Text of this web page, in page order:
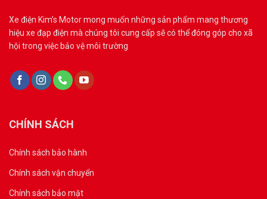
Xe điện Kim’s Motor mong muốn những sản phẩm mang thương
hiệu xe đạp điện mà chúng tôi cung cấp sẽ có thể đóng góp cho xã
hội trong việc bảo vệ môi trường
CHÍNH SÁCH
Chính sách bảo hành
Chính sách vận chuyển
Chính sách bảo mật